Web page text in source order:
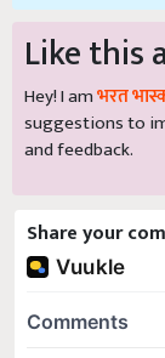
Like this
Hey! I amभरत
suggestions to
and feedback.